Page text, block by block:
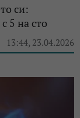
си:
5 на сто
13:44, 23.04.2026